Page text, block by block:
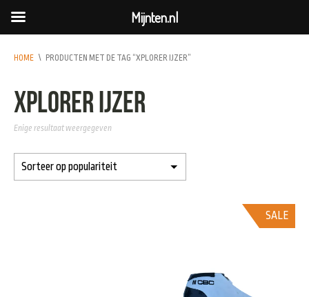
HOME \ PRODUCTEN MET DE TAG “XPLORER IJZER”
Xplorer ijzer
Enige resultaat weergegeven
SALE
Mijnten.nl